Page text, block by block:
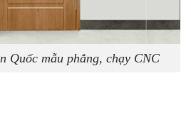
Quốc mẫu phẳng, chạy CNC